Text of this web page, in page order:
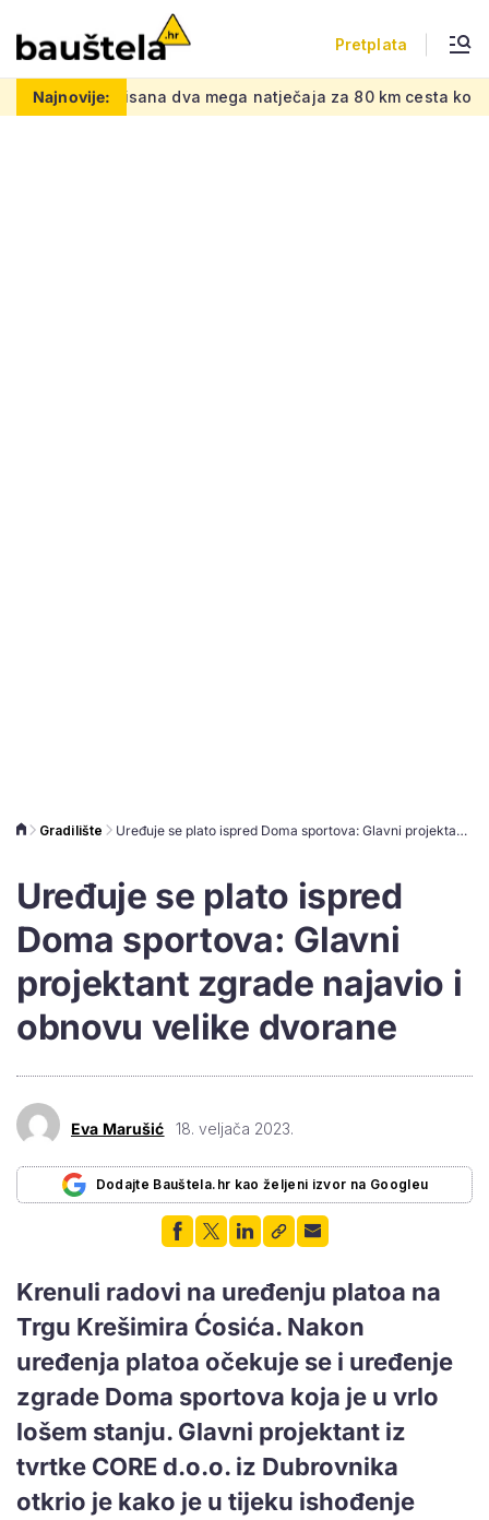
Pretplata
Najnovije:
dva mega natječaja za 80 km cesta kod susjeda, gradi
Gradilište Uređuje se plato ispred Doma sportova: Glavni projektant zgrade najavio i obnovu velike dvorane
Uređuje se plato ispred
Doma sportova: Glavni
projektant zgrade najavio i
obnovu velike dvorane
Eva Marušić 18. veljača 2023.
Dodajte Bauštela.hr kao željeni izvor na Googleu
Krenuli radovi na uređenju platoa na
Trgu Krešimira Ćosića. Nakon
uređenja platoa očekuje se i uređenje
zgrade Doma sportova koja je u vrlo
lošem stanju. Glavni projektant iz
tvrtke CORE d.o.o. iz Dubrovnika
otkrio je kako je u tijeku ishođenje